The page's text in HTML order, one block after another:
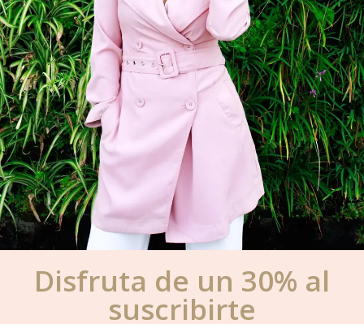
Disfruta de un 30% al
suscribirte